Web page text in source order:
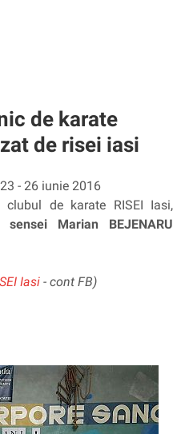
de karate
de risei iasi
- 26 iunie 2016
de karate RISEI Iasi,
sensei Marian BEJENARU
Iasi - cont FB)